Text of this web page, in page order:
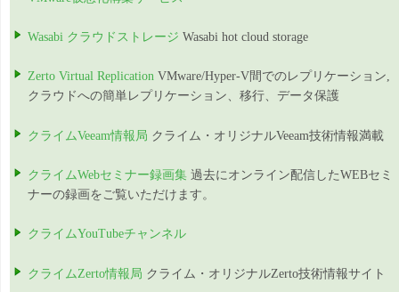
Wasabi クラウドストレージ Wasabi hot cloud storage
Zerto Virtual Replication VMware/Hyper-V間でのレプリケーション,
クラウドへの簡単レプリケーション、移行、データ保護
クライムVeeam情報局 クライム・オリジナルVeeam技術情報満載
クライムWebセミナー録画集 過去にオンライン配信したWEBセミ
ナーの録画をご覧いただけます。
クライムYouTubeチャンネル
クライムZerto情報局 クライム・オリジナルZerto技術情報サイト